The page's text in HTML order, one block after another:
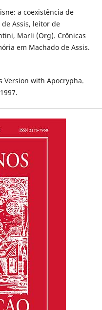
a coexistência de
Assis, leitor de
Marli (Org). Crônicas
em Machado de Assis.
Version with Apocrypha.